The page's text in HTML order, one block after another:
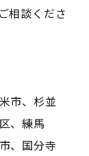
相談くださ
市、杉並
、練馬
、国分寺